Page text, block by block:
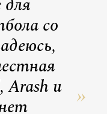
со
Arash и